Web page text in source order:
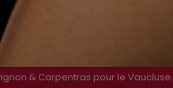
& Carpentras pour le Vaucluse.